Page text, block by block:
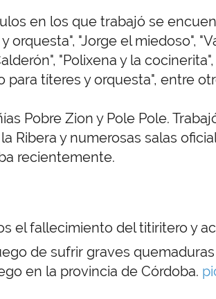
en los que trabajó se
orquesta", "Jorge el miedoso",
"Polixena y la
para títeres y orquesta", entre
Pobre Zion y Pole Pole.
Ribera y numerosas salas
recientemente.
el fallecimiento del titiritero y
de sufrir graves
en la provincia de Córdoba.